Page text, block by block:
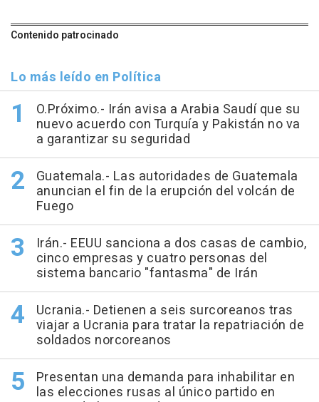
Contenido patrocinado
Lo más leído en Política
O.Próximo.- Irán avisa a Arabia Saudí que su
nuevo acuerdo con Turquía y Pakistán no va
a garantizar su seguridad
Guatemala.- Las autoridades de Guatemala
anuncian el fin de la erupción del volcán de
Fuego
Irán.- EEUU sanciona a dos casas de cambio,
cinco empresas y cuatro personas del
sistema bancario "fantasma" de Irán
Ucrania.- Detienen a seis surcoreanos tras
viajar a Ucrania para tratar la repatriación de
soldados norcoreanos
Presentan una demanda para inhabilitar en
las elecciones rusas al único partido en